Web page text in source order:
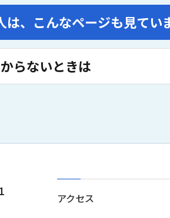
、 こんなページも見てい
らないときは
アクセス